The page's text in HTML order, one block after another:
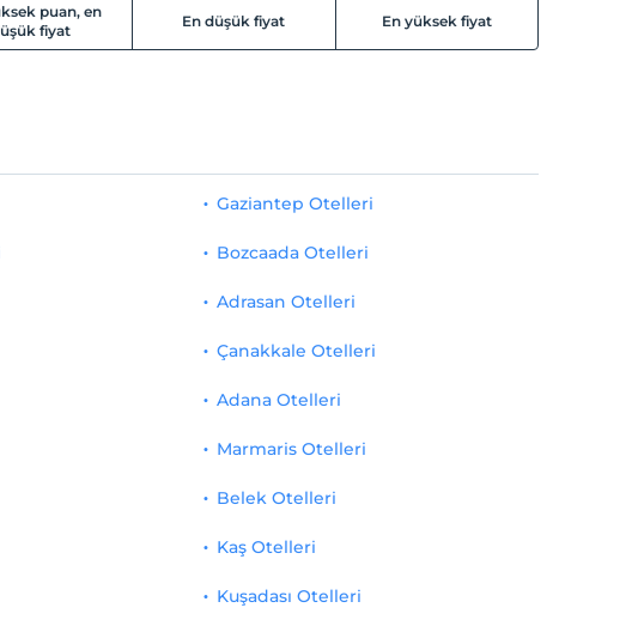
puan, en
fiyat
En düşük fiyat En yüksek fiyat
Gaziantep Otelleri
Bozcaada Otelleri
Adrasan Otelleri
Çanakkale Otelleri
Adana Otelleri
Marmaris Otelleri
Belek Otelleri
Kaş Otelleri
Kuşadası Otelleri